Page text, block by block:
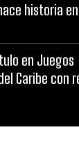
historia
en Juegos
Caribe con